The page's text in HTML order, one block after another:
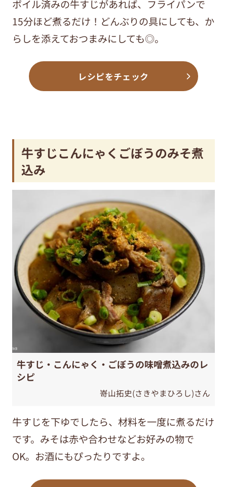
ボイル済みの牛すじがあれば、フライパンで
15分ほど煮るだけ！どんぶりの具にしても、か
らしを添えておつまみにしても◎。
レシピをチェック
牛すじこんにゃくごぼうのみそ煮
込み
牛すじ・こんにゃく・ごぼうの味噌煮込みのレ
シピ
嵜山拓史(さきやまひろし)さん
牛すじを下ゆでしたら、材料を一度に煮るだけ
です。みそは赤や合わせなどお好みの物で
OK。お酒にもぴったりですよ。